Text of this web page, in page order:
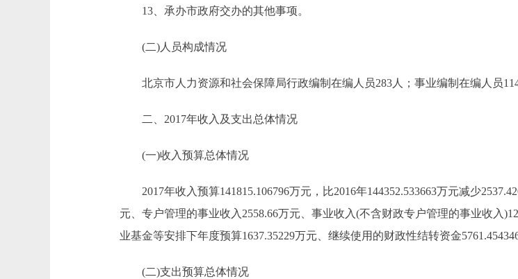
13、承办市政府交办的其他事项。
(二)人员构成情况
北京市人力资源和社会保障局行政编制在编人员283人；事业编制在编人员
二、2017年收入及支出总体情况
(一)收入预算总体情况
2017年收入预算141815.106796万元，比2016年144352.533663万元减少
元、专户管理的事业收入2558.66万元、事业收入(不含财政专户管理的事业收入
业基金等安排下年度预算1637.35229万元、继续使用的财政性结转资金
(二)支出预算总体情况